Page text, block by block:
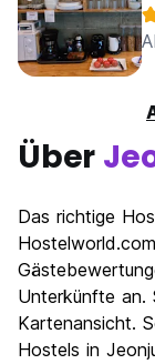
Über
Das richtige
Unterkünfte an.
Kartenansicht.
Hostels in